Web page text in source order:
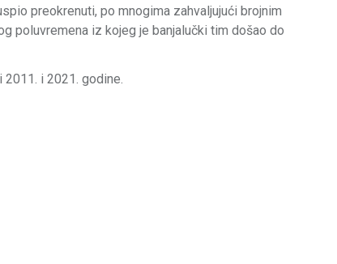
preokrenuti, po mnogima zahvaljujući brojnim
poluvremena iz kojeg je banjalučki tim došao do
2011. i 2021. godine.